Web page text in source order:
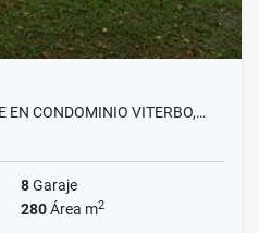
EN CONDOMINIO VITERBO,…
8Garaje
280Área m2